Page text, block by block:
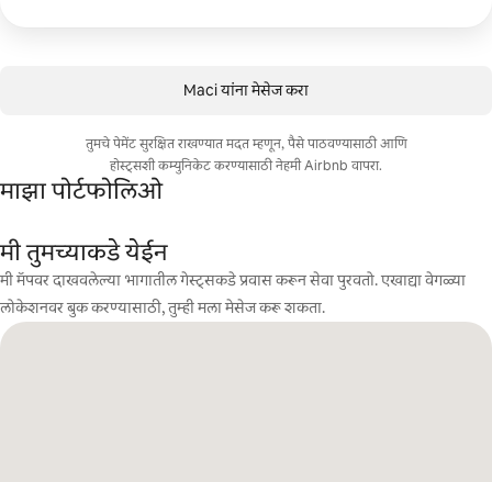
Maci यांना मेसेज करा
तुमचे पेमेंट सुरक्षित राखण्यात मदत म्हणून, पैसे पाठवण्यासाठी आणि
होस्ट्सशी कम्युनिकेट करण्यासाठी नेहमी Airbnb वापरा.
माझा पोर्टफोलिओ
मी तुमच्याकडे येईन
मी मॅपवर दाखवलेल्या भागातील गेस्ट्सकडे प्रवास करून सेवा पुरवतो. एखाद्या वेगळ्या
लोकेशनवर बुक करण्यासाठी, तुम्ही मला मेसेज करू शकता.